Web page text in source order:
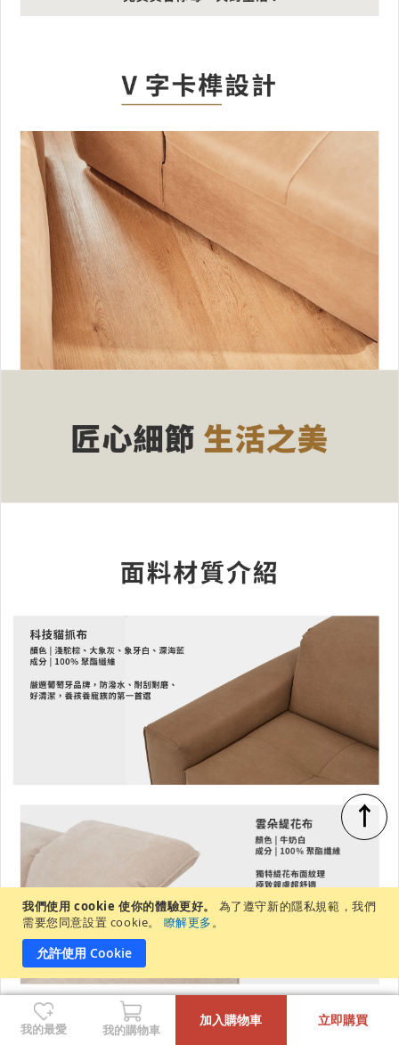
我們使用 cookie 使你的體驗更好。
為了遵守新的隱私規範，我們
需要您同意設置 cookie。
瞭解更多。
允許使用 Cookie
↑
我的最愛 我的購物車
加入購物車 立即購買
+
-